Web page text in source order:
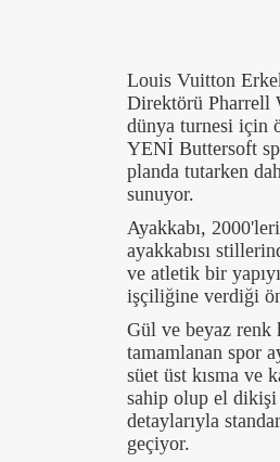
Louis Vuitton
Direktörü Pharrell
dünya turnesi için
YENİ Buttersoft
planda tutarken
sunuyor.
Ayakkabı,
ayakkabısı
ve atletik bir
işçiliğine verdiği
Gül ve beyaz renk
tamamlanan spor
süet üst kısma ve
sahip olup el dikişi
detaylarıyla
geçiyor.